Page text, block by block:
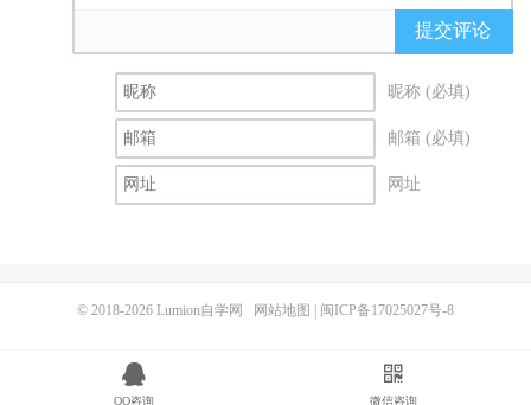
提交评论
昵称 (必填)
邮箱 (必填)
网址
© 2018-2026 Lumion自学网 网站地图 闽ICP备17025027号-8
QQ咨询 微信咨询